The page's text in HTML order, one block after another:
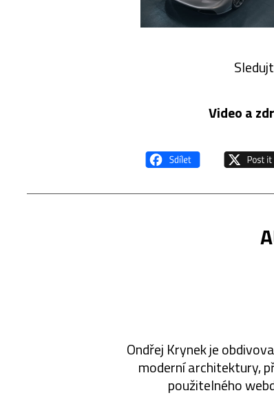
Video a
Ondřej Krynek je
moderní architektury,
použitelného